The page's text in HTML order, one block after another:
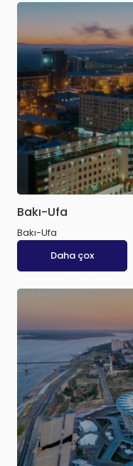
Bakı-Ufa
Bakı-Ufa
Daha çox